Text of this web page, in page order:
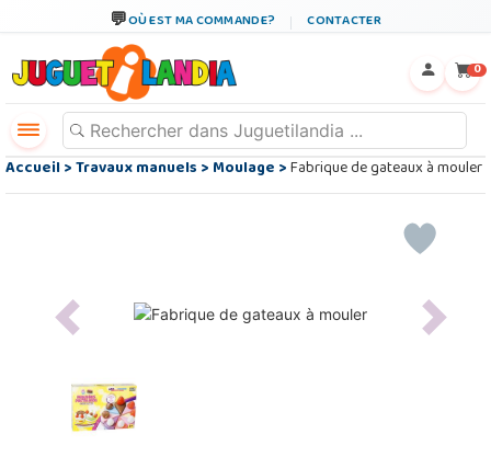
OÙ EST MA COMMANDE? CONTACTER
0
Accueil>Travaux manuels>Moulage>Fabrique de gateaux à mouler
Previous Next